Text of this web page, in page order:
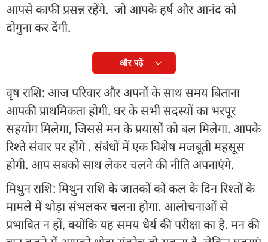
आपसे काफी प्रसन्न रहेंगे. जो आपके हर्ष और आनंद को
दोगुना कर देंगी.
और पढ़ें
वृष राशि: आज परिवार और अपनों के साथ समय बिताना
आपकी प्राथमिकता होगी. घर के सभी सदस्यों का भरपूर
सहयोग मिलेगा, जिससे मन के प्रयासों को बल मिलेगा. आपके
रिश्ते संवार पर होंगे . संबंधों में एक विशेष मजबूती महसूस
होगी. आप सबको साथ लेकर चलने की नीति अपनाएंगे.
मिथुन राशि: मिथुन राशि के जातकों को कल के दिन रिश्तों के
मामले में थोड़ा संभलकर चलना होगा. आलोचनाओं से
प्रभावित न हों, क्योंकि यह समय धैर्य की परीक्षा का है. मन की